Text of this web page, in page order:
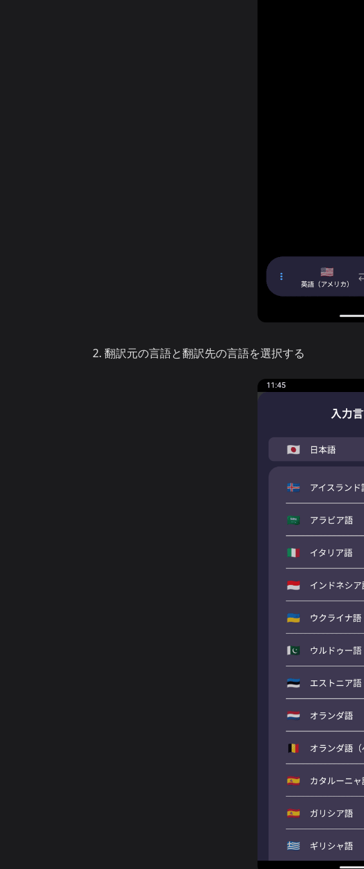
翻訳元の言語と翻訳先の言語を選択する